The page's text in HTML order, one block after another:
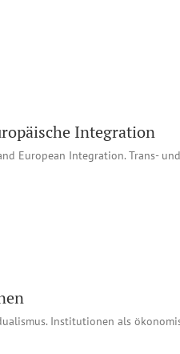
Integration
European Integration. Trans-
Institutionen als